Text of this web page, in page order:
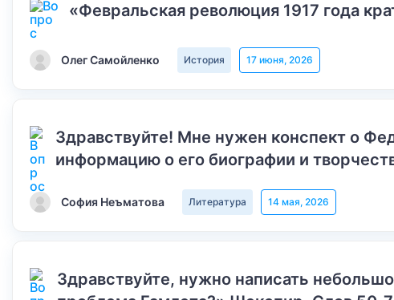
«Февральская революция 1917 года
Олег Самойленко История 17 июня, 2026
Здравствуйте! Мне нужен конспект о
информацию о его биографии и
София Неъматова Литература 14 мая, 2026
Здравствуйте, нужно написать